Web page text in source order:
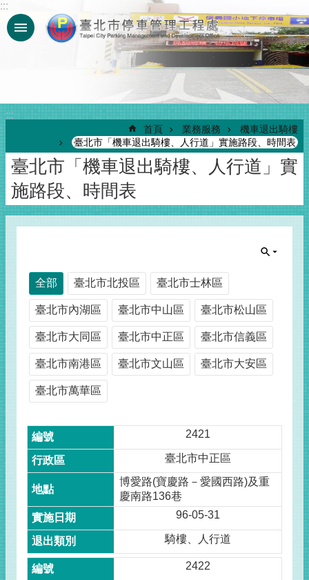
跳到主要內容區塊
:::
:::
首頁 業務服務
機車退出騎樓
臺北市「機車退出騎樓、人行道」實施路段、時間表
臺北市「機車退出騎樓、人行道」實
施路段、時間表
全部 臺北市北投區 臺北市士林區
臺北市內湖區 臺北市中山區 臺北市松山區
臺北市大同區 臺北市中正區 臺北市信義區
臺北市南港區 臺北市文山區 臺北市大安區
臺北市萬華區
2421
臺北市中正區
博愛路(寶慶路－愛國西路)及重
慶南路136巷
96-05-31
騎樓、人行道
2422